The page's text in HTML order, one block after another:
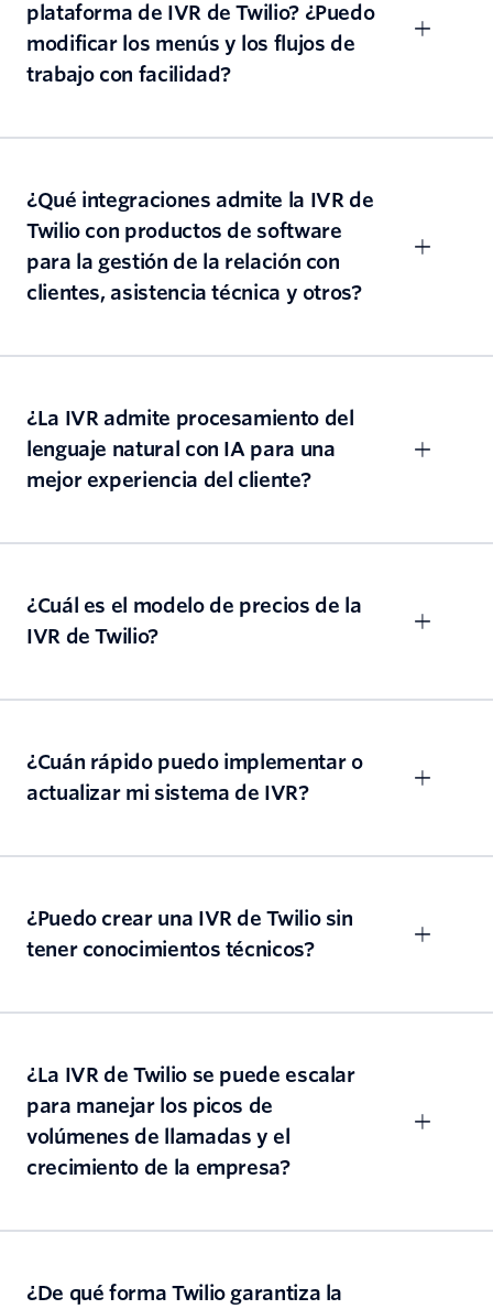
plataforma de IVR de Twilio? ¿Puedo
modificar los menús y los flujos de
trabajo con facilidad?
¿Qué integraciones admite la IVR de
Twilio con productos de software
para la gestión de la relación con
clientes, asistencia técnica y otros?
¿La IVR admite procesamiento del
lenguaje natural con IA para una
mejor experiencia del cliente?
¿Cuál es el modelo de precios de la
IVR de Twilio?
¿Cuán rápido puedo implementar o
actualizar mi sistema de IVR?
¿Puedo crear una IVR de Twilio sin
tener conocimientos técnicos?
¿La IVR de Twilio se puede escalar
para manejar los picos de
volúmenes de llamadas y el
crecimiento de la empresa?
¿De qué forma Twilio garantiza la